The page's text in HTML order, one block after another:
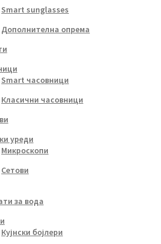
Smart sunglasses
Дополнителна опрема
Smart часовници
Класични часовници
уреди
Микроскопи
Сетови
за вода
Кујнски бојлери